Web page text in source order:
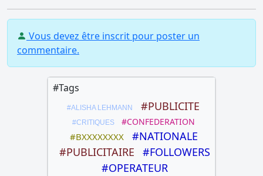
Vous devez être inscrit pour poster un
commentaire.
#Tags
#ALISHA LEHMANN #PUBLICITE
#CRITIQUES #CONFEDERATION
#BXXXXXXXX
#NATIONALE
#PUBLICITAIRE
#FOLLOWERS
#OPERATEUR